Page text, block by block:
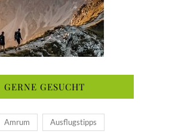
GERNE GESUCHT
Amrum Ausflugstipps